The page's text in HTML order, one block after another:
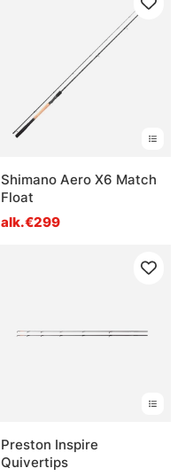
Shimano Aero X6 Match
Float
alk.€299
Preston Inspire
Quivertips